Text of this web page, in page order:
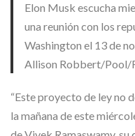
Elon Musk escucha
una reunión con los
Washington el 13 de
Allison Robbert/Pool/
“Este proyecto de ley no
la mañana de este